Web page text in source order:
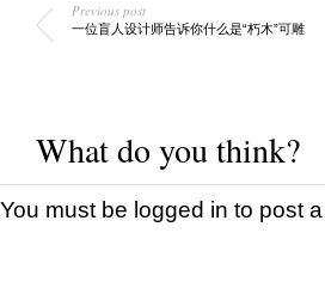
Previous post
一位盲人设计师告诉你什么是“朽木”可雕
What do you think?
You must be logged in to post